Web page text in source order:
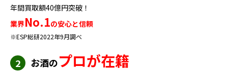
年間買取額40億円突破！
業界No.1の安心と信頼
※ESP総研2022年9月調べ
2 お酒のプロが在籍